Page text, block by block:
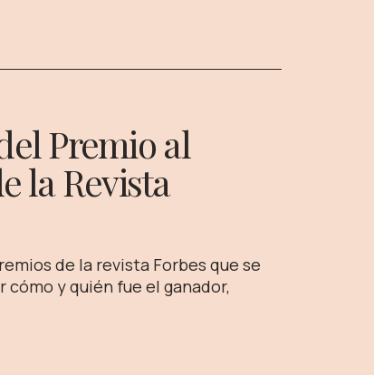
Premio al
la Revista
de la revista Forbes que se
y quién fue el ganador,